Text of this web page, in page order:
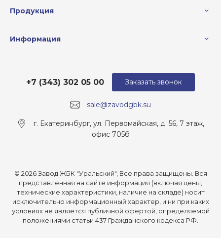
Продукция
Информация
sale@zavodgbk.su
+7 (343) 302 05 00
г. Екатеринбург, ул. Первомайская, д. 56, 7 этаж,
офис 705б
Заказать звонок
© 2026 Завод ЖБК "Уральский", Все права защищены. Вся
представленная на сайте информация (включая цены,
технические характеристики, наличие на складе) носит
исключительно информационный характер, и ни при каких
условиях не является публичной офертой, определяемой
положениями статьи 437 Гражданского кодекса РФ.